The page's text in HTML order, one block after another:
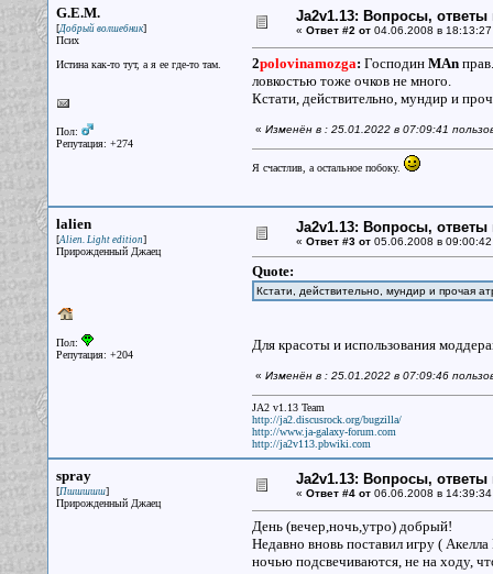
G.E.M.
[Добрый волшебник]
Псих
Истина как-то тут, а я ее где-то там.
Пол:
Репутация: +274
Ja2v1.13: Вопросы,
« Ответ #2 от04.06.2008 в 18:13:27
2polovinamozga: Господин MAn
ловкостью тоже очков не много.
Кстати, действительно, мундир и
« Изменён в : 25.01.2022 в 07:09:41
Я счастлив, а остальное побоку.
lalien
[Alien. Light edition]
Прирожденный Джаец
Пол:
Репутация: +204
Ja2v1.13: Вопросы,
« Ответ #3 от05.06.2008 в 09:00:42
Quote:
Кстати, действительно, мундир и прочая
Для красоты и использования
« Изменён в : 25.01.2022 в 07:09:46
JA2 v1.13 Team
http://ja2.discusrock.org/bugzilla/
http://www.ja-galaxy-forum.com
http://ja2v113.pbwiki.com
spray
[Пшшшшш]
Прирожденный Джаец
Ja2v1.13: Вопросы,
« Ответ #4 от06.06.2008 в 14:39:34
День (вечер,ночь,утро) добрый!
Недавно вновь поставил игру (
ночью подсвечиваются, не на ходу,